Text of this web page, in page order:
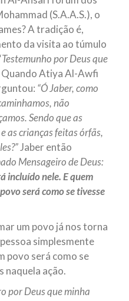
(S.A.A.S.), o
A tradição é,
da visita ao túmulo
Testemunho por Deus que
Quando Atiya Al-Awfi
“Ó Jaber, como
não
Sendo que as
as crianças feitas órfãs,
Jaber então
Mensageiro de Deus:
incluído nele. E quem
será como se tivesse
um povo já nos torna
simplesmente
povo será como se
naquela ação.
por Deus que minha